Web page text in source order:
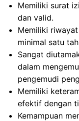
Memiliki surat
dan valid.
Memiliki
minimal satu
Sangat
dalam
pengemudi
Memiliki
efektif dengan
Kemampuan